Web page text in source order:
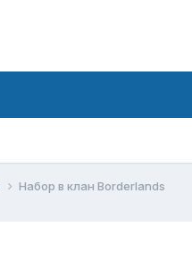
Набор в клан Borderlands